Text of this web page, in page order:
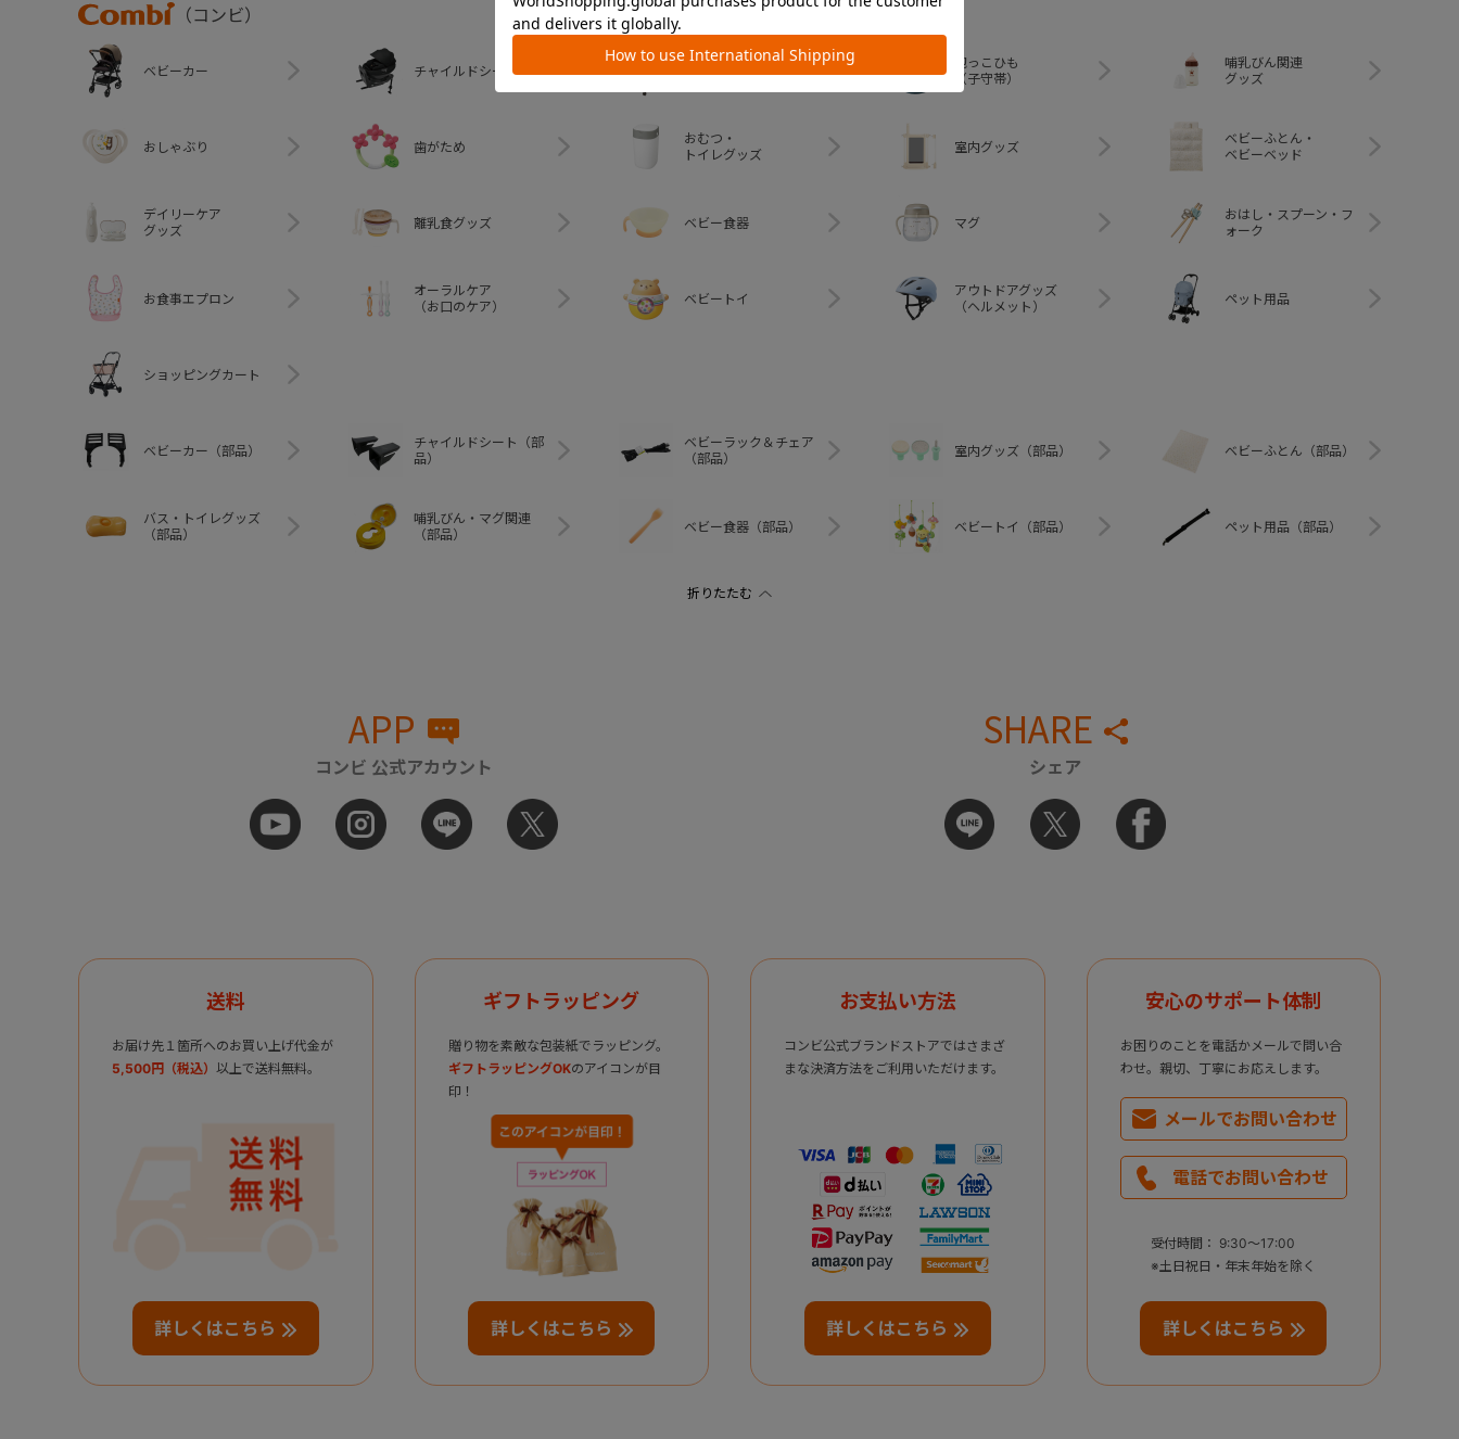
Combi
（コンビ）
ベビーカー チャイルドシート
ベビーラック＆
ベビーチェア
抱っこひも
（子守帯）
哺乳びん関連
グッズ
おしゃぶり 歯がため
おむつ・
トイレグッズ
室内グッズ
ベビーふとん・
ベビーベッド
デイリーケア
グッズ
離乳食グッズ ベビー食器 マグ
おはし・スプーン・フ
ォーク
お食事エプロン
オーラルケア
（お口のケア）
ベビートイ
アウトドアグッズ
（ヘルメット）
ペット用品
ショッピングカート
ベビーカー（部品）
チャイルドシート（部
品）
ベビーラック＆チェア
（部品）
室内グッズ（部品） ベビーふとん（部品）
バス・トイレグッズ
（部品）
哺乳びん・マグ関連
（部品）
ベビー食器（部品） ベビートイ（部品） ペット用品（部品）
APP
コンビ 公式アカウント
SHARE
シェア
送料
お届け先１箇所へのお買い上げ代金が
5,500円（税込） 以上で送料無料。
詳しくはこちら
ギフトラッピング
贈り物を素敵な包装紙でラッピング。
ギフトラッピングOKのアイコンが目
印！
詳しくはこちら
お支払い方法
コンビ公式ブランドストアではさまざ
まな決済方法をご利用いただけます。
詳しくはこちら
安心のサポート体制
お困りのことを電話かメールで問い合
わせ。親切、丁寧にお応えします。
メールでお問い合わせ
電話でお問い合わせ
受付時間： 9:30～17:00
※土日祝日・年末年始を除く
詳しくはこちら